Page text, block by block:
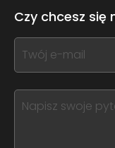
this
form
field
blank
Czy chcesz się
If
you
this,
leave